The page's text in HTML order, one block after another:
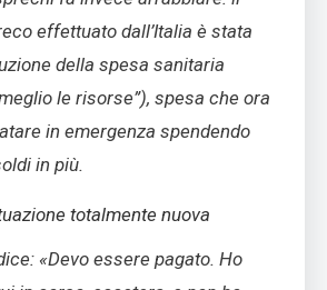
effettuato dall’Italia è stata
della spesa sanitaria
le risorse”), spesa che ora
in emergenza spendendo
in più.
totalmente nuova
«Devo essere pagato. Ho